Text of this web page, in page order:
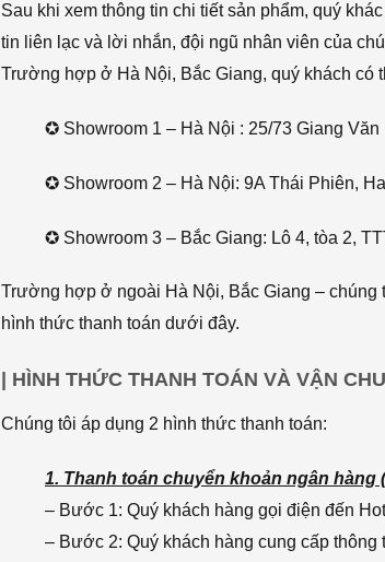
Sau khi xem thông tin chi tiết sản phẩm, quý
tin liên lạc và lời nhắn, đội ngũ nhân viên của
Trường hợp ở Hà Nội, Bắc Giang, quý khách có
✪ Showroom 1 – Hà Nội : 25/73 Giang
✪ Showroom 2 – Hà Nội: 9A Thái Phiên,
✪ Showroom 3 – Bắc Giang: Lô 4, tòa 2,
Trường hợp ở ngoài Hà Nội, Bắc Giang – chúng
hình thức thanh toán dưới đây.
| HÌNH THỨC THANH TOÁN VÀ VẬN
Chúng tôi áp dụng 2 hình thức thanh toán:
1. Thanh toán chuyển khoản ngân hàng
– Bước 1: Quý khách hàng gọi điện đến
– Bước 2: Quý khách hàng cung cấp